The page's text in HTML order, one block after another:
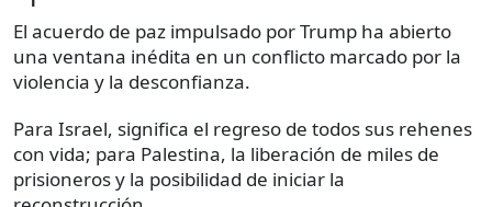
El acuerdo de paz impulsado por Trump ha abierto
una ventana inédita en un conflicto marcado por la
violencia y la desconfianza.
Para Israel, significa el regreso de todos sus rehenes
con vida; para Palestina, la liberación de miles de
prisioneros y la posibilidad de iniciar la